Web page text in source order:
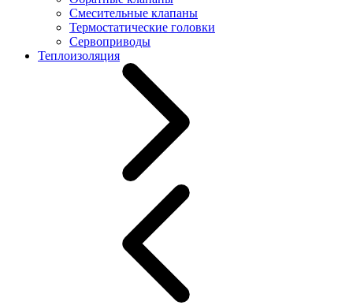
Смесительные клапаны
Термостатические головки
Сервоприводы
Теплоизоляция